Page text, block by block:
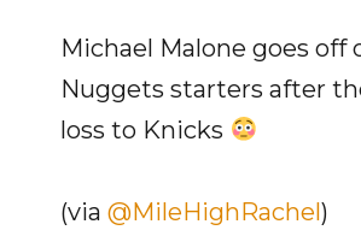
Michael Malone goes off
Nuggets starters after
loss to Knicks
(via@MileHighRachel)